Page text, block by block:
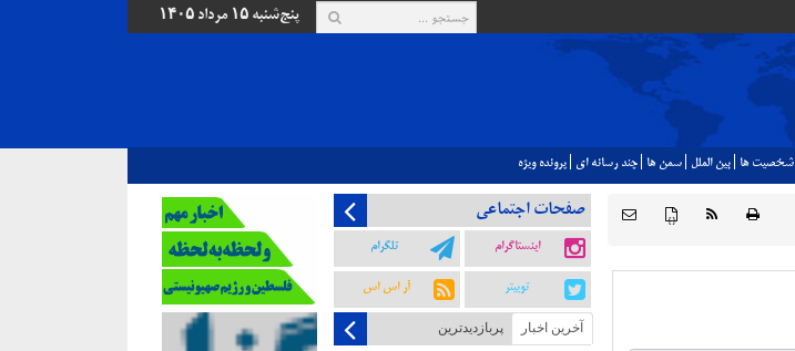
پنج‌شنبه ۱۵ مرداد ۱۴۰۵
شخصيت ها بين الملل سمن ها چند رسانه اي پرونده ويژه
{ } صفحات اجتماعی
اینستاگرام تلگرام
توییتر آر اس اس
آخرین اخبار پربازدیدترین